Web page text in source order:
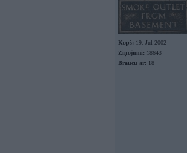
Kopš: 19. Jul 2002
Ziņojumi: 18643
Braucu ar: 18